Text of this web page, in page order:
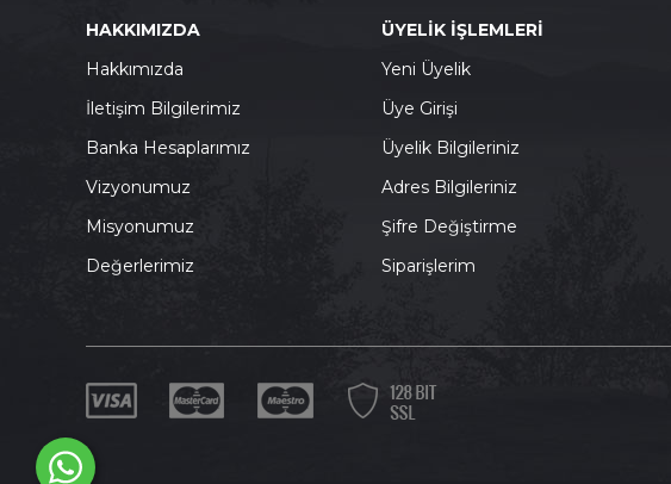
HAKKIMIZDA ÜYELİK İŞLEMLERİ
Hakkımızda
Yeni Üyelik
İletişim Bilgilerimiz
Üye Girişi
Banka Hesaplarımız
Üyelik Bilgileriniz
Vizyonumuz
Adres Bilgileriniz
Misyonumuz
Şifre Değiştirme
Değerlerimiz
Siparişlerim